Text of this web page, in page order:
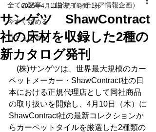
全ての記事 （提供 インテリア情報企画）
今すぐ始める
コミュニティ
サンゲツ ShawContract
社の床材を収録した2種の
新カタログ発刊
2025年4月11日 読了時間: 1分
(株)サンゲツは、世界最大規模のカー
ペットメーカー・ShawContract社の日
本における正規代理店として同社商品
の取り扱いを開始し、4月10日（木）に
ShawContract社の最新コレクションか
らカーペットタイルを厳選した2種類の